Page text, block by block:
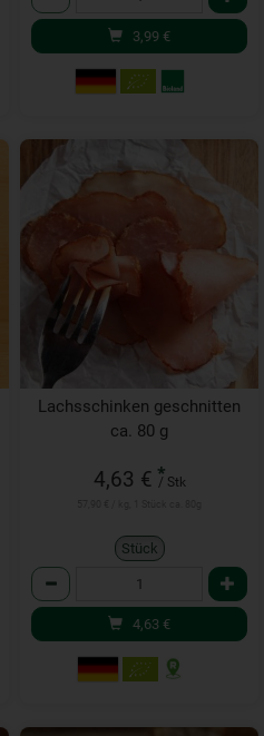
3,99 €
Lachsschinken geschnitten
ca. 80 g
4,63 € *
/ Stk
Stück
Anzahl
4,63 €